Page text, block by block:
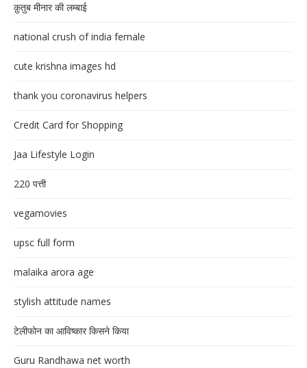
क़ुतुब मीनार की लम्बाई
national crush of india female
cute krishna images hd
thank you coronavirus helpers
Credit Card for Shopping
Jaa Lifestyle Login
220 पत्ती
vegamovies
upsc full form
malaika arora age
stylish attitude names
टेलीफोन का आविष्कार किसने किया
Guru Randhawa net worth